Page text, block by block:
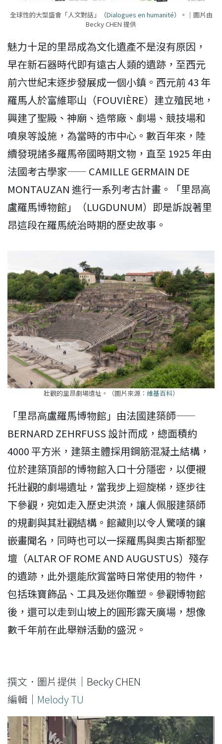
全球性的大型盛會「人文對話」（Dialogues en humanité）。｜圖片由
Becky CHEN 提供
魅力十足的里昂成為文化遺產不是沒有原因，
早在新石器時代即有遠古人類的遺跡，至西元
前六世紀末逐步發展成一個小鎮。西元前 43 年
羅馬人於富維耶山（FOUVIÈRE）建立殖民地，
興建了聖殿、神廟、造幣廠、劇場、競技場和
噴泉等設施，為當時的市中心。數百年來，陸
續發現諸多羅馬帝國時期文物，直至 1925 年由
法國考古學家—— CAMILLE GERMAIN DE
MONTAUZAN 進行一系列考古計畫。「里昂高
盧羅馬博物館」（LUGDUNUM）即是訴說著里
昂這段在羅馬統治時期的歷史故事。
壯觀的里昂劇場遺址。（圖片來源： 維基百科）
「里昂高盧羅馬博物館」由法國建築師——
BERNARD ZEHRFUSS 設計而成，總面積約
4000 平方米，建築主體採用鋼筋混凝土結構，
位於建築頂部的博物館入口十分隱密，以便襯
托壯觀的劇場遺址，當我步上迴旋梯，逐步往
下參觀，宛如走入歷史洪流，讓人佩服建築師
的規劃與其壯觀結構。館藏則以令人驚嘆的鑲
嵌畫聞名，同時也可以一探羅馬與奧古斯都聖
壇（ALTAR OF ROME AND AUGUSTUS）殘存
的遺跡，此外還能欣賞當時日常使用的物件，
包括珠寶飾品、工具及迷你雕塑。參觀博物館
後，還可以走到山坡上的圓形露天廣場，想像
數千年前在此舉辦活動的盛況。
撰文．圖片提供｜Becky CHEN
編輯｜ Melody TU